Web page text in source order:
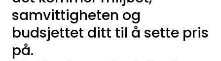
samvittigheten og
budsjettet ditt til å sette pris
på.